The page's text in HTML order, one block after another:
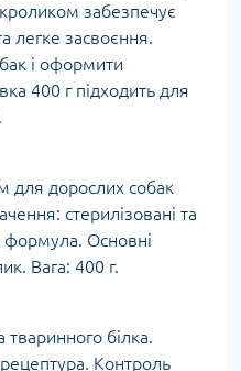
забезпечує
легке засвоєння.
і оформити
400 г підходить для
для дорослих собак
стерилізовані та
формула. Основні
Вага: 400 г.
білка.
Контроль